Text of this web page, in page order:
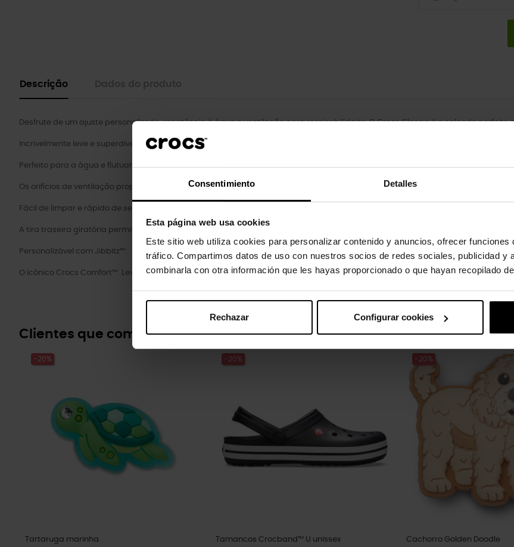
Consentimiento Detalles
Esta página web usa cookies
Este sitio web utiliza cookies para personalizar contenido y anuncios, ofrecer
tráfico. Compartimos datos de uso con nuestros socios de redes sociales, publicidad y
combinarla con otra información que les hayas proporcionado o que hayan recopilado
Rechazar Configurar cookies
Descrição
Desfrute de um ajuste personalizado, resistência à água e ventilação para respirabilidade. O Crocs Classic é o calçado
Incrivelmente leve e superdivertido para os seus pés.
Perfeito para a água e flutuante, pesa apenas alguns gramas.
Os orifícios de ventilação proporcionam respirabilidade enquanto absorvem água e sujeira.
Fácil de limpar e rápido de secar.
A tira traseira giratória permite um ajuste mais preciso.
Personalizável com Jibbitz™.
O icônico Crocs Comfort™. Leve. Flexível. Conforto de todos os ângulos.
Clientes que compraram este produto também compraram:
-20%
Tartaruga marinha
-20%
Tamancos Crocband™ U unissex
-20%
Cachorro Golden Doodle